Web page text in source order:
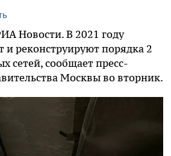
Новости. В 2021 году
и реконструируют порядка 2
сетей, сообщает пресс-
Москвы во вторник.